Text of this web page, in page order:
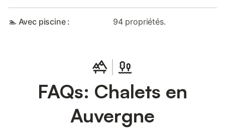
🏊 Avec piscine : 94 propriétés.
FAQs: Chalets en
Auvergne